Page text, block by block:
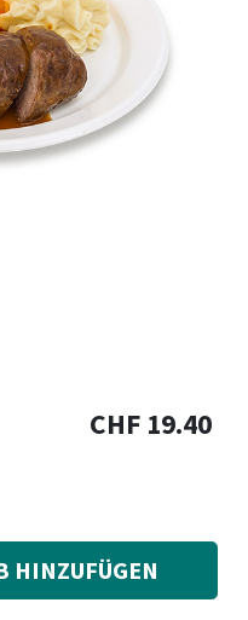
CHF 19.40
HINZUFÜGEN